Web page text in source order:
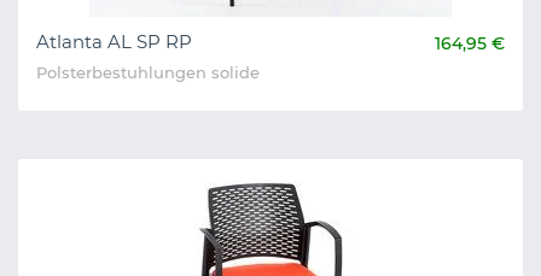
Atlanta AL SP RP 164,95 €
Polsterbestuhlungen solide